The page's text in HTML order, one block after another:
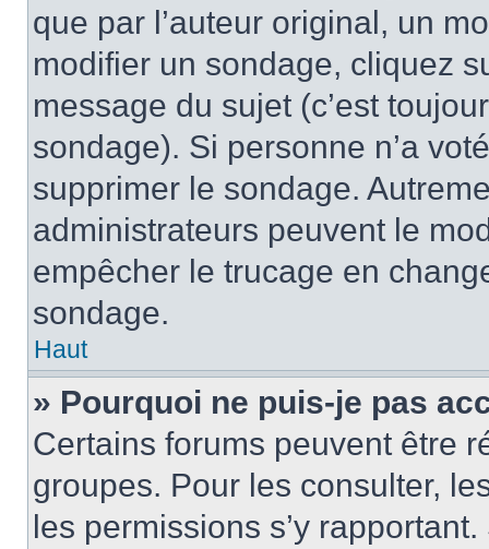
que par l’auteur original, un
modifier un sondage, cliquez
message du sujet (c’est
sondage). Si personne n’a
supprimer le sondage.
administrateurs peuvent le
empêcher le trucage en
sondage.
Haut
» Pourquoi ne puis-je pas
Certains forums peuvent être
groupes. Pour les consulter,
les permissions s’y